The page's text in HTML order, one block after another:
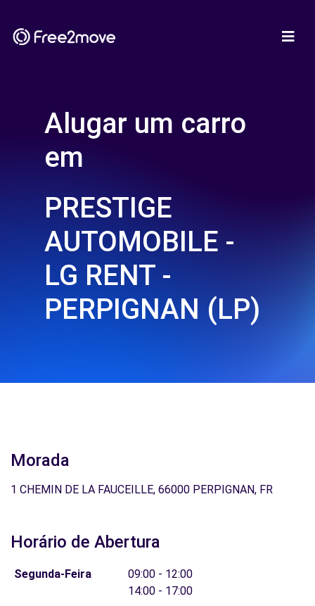
Alugar um carro
em
PRESTIGE
AUTOMOBILE -
LG RENT -
PERPIGNAN (LP)
Morada
1 CHEMIN DE LA FAUCEILLE, 66000 PERPIGNAN, FR
Horário de Abertura
Segunda-Feira
09:00 - 12:00
14:00 - 17:00